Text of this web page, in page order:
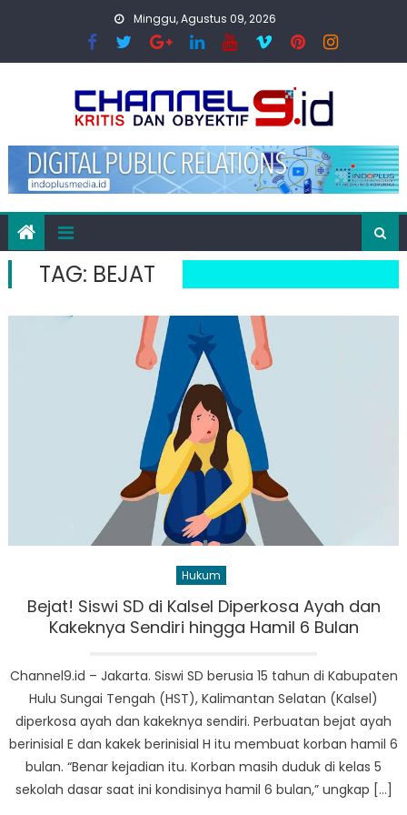
Minggu, Agustus 09, 2026
TAG: BEJAT
Hukum
Bejat! Siswi SD di Kalsel Diperkosa Ayah dan
Kakeknya Sendiri hingga Hamil 6 Bulan
Channel9.id – Jakarta. Siswi SD berusia 15 tahun di Kabupaten
Hulu Sungai Tengah (HST), Kalimantan Selatan (Kalsel)
diperkosa ayah dan kakeknya sendiri. Perbuatan bejat ayah
berinisial E dan kakek berinisial H itu membuat korban hamil 6
bulan. “Benar kejadian itu. Korban masih duduk di kelas 5
sekolah dasar saat ini kondisinya hamil 6 bulan,” ungkap […]